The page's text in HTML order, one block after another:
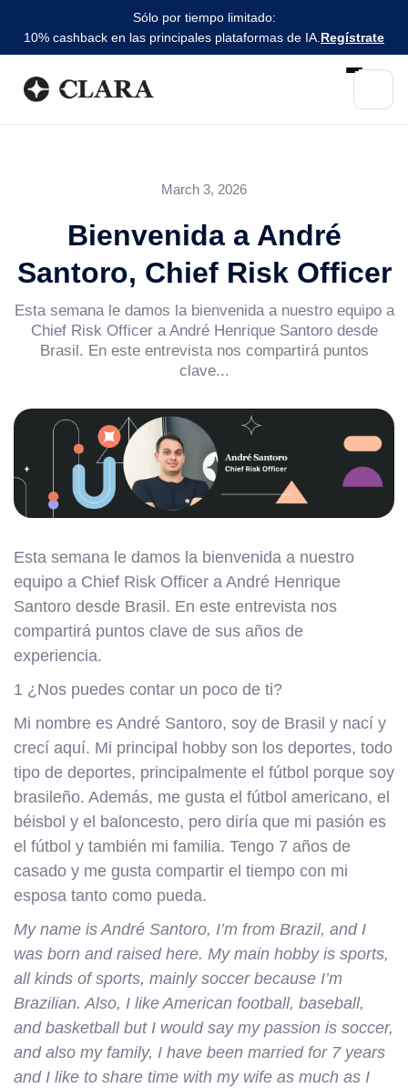
Sólo por tiempo limitado:
10% cashback en las principales plataformas de IA. Regístrate
March 3, 2026
Bienvenida a André
Santoro, Chief Risk Officer
Esta semana le damos la bienvenida a nuestro equipo a
Chief Risk Officer a André Henrique Santoro desde
Brasil. En este entrevista nos compartirá puntos
clave...
Esta semana le damos la bienvenida a nuestro
equipo a Chief Risk Officer a André Henrique
Santoro desde Brasil. En este entrevista nos
compartirá puntos clave de sus años de
experiencia.
1 ¿Nos puedes contar un poco de ti?
Mi nombre es André Santoro, soy de Brasil y nací y
crecí aquí. Mi principal hobby son los deportes, todo
tipo de deportes, principalmente el fútbol porque soy
brasileño. Además, me gusta el fútbol americano, el
béisbol y el baloncesto, pero diría que mi pasión es
el fútbol y también mi familia. Tengo 7 años de
casado y me gusta compartir el tiempo con mi
esposa tanto como pueda.
My name is André Santoro, I’m from Brazil, and I
was born and raised here. My main hobby is sports,
all kinds of sports, mainly soccer because I’m
Brazilian. Also, I like American football, baseball,
and basketball but I would say my passion is soccer,
and also my family, I have been married for 7 years
and I like to share time with my wife as much as I